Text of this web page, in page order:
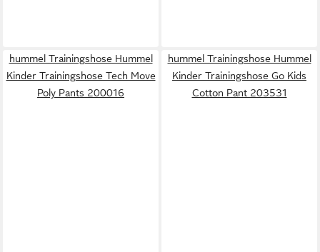
hummel Trainingshose Hummel
Kinder Trainingshose Tech Move
Poly Pants 200016
hummel Trainingshose Hummel
Kinder Trainingshose Go Kids
Cotton Pant 203531